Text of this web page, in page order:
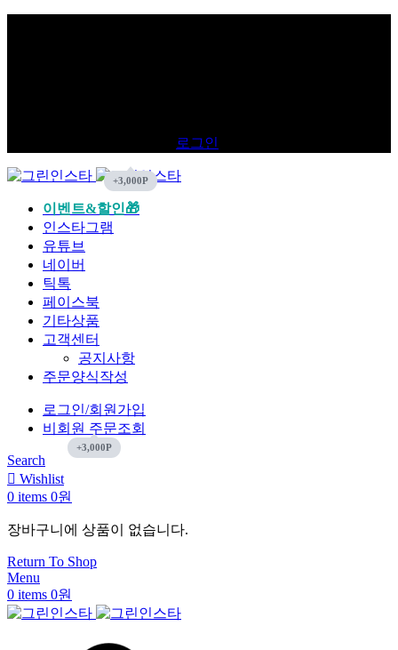
로그인
이벤트&할인🎁
인스타그램
유튜브
네이버
틱톡
페이스북
기타상품
고객센터
공지사항
주문양식작성
로그인/회원가입
비회원 주문조회
Search
Wishlist
0 items 0원
장바구니에 상품이 없습니다.
Return To Shop
Menu
0 items 0원